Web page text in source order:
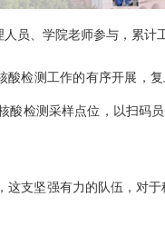
人员、学院老师参与，累
酸检测工作的有序开展，
酸检测采样点位，以扫码
这支坚强有力的队伍，对